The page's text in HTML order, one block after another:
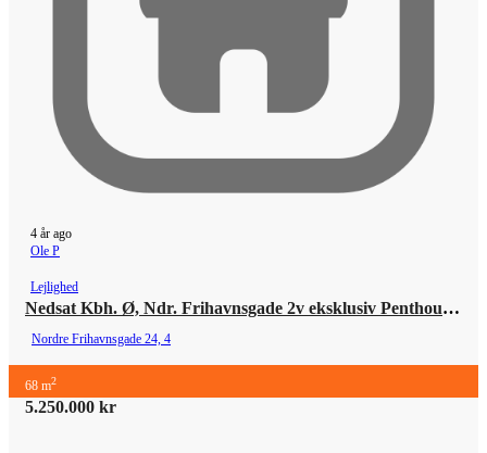
4 år ago
Ole P
Lejlighed
Nedsat Kbh. Ø, Ndr. Frihavnsgade 2v eksklusiv Penthouse (ingen ovenpå), p-plads
Nordre Frihavnsgade 24, 4
68 m2
5.250.000 kr